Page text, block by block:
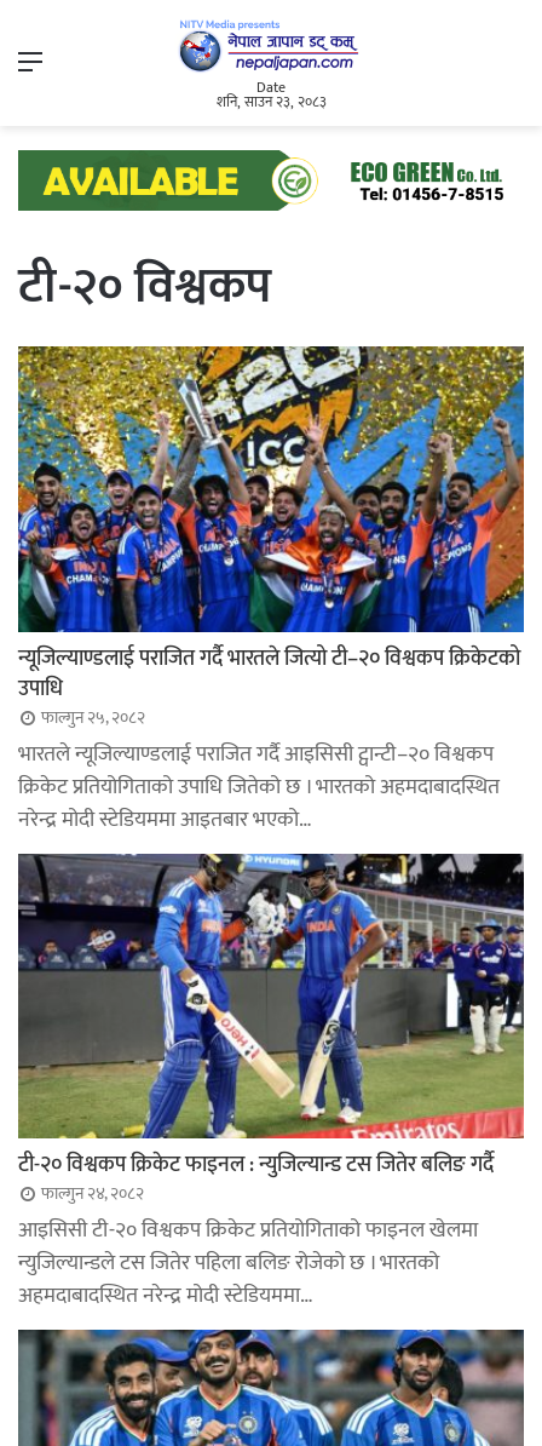
Menu
Date
शनि, साउन २३, २०८३
टी-२० विश्वकप
न्यूजिल्याण्डलाई पराजित गर्दै भारतले जित्यो टी–२० विश्वकप क्रिकेटको
उपाधि
फाल्गुन २५, २०८२
भारतले न्यूजिल्याण्डलाई पराजित गर्दै आइसिसी ट्वान्टी–२० विश्वकप
क्रिकेट प्रतियोगिताको उपाधि जितेको छ । भारतको अहमदाबादस्थित
नरेन्द्र मोदी स्टेडियममा आइतबार भएको…
टी-२० विश्वकप क्रिकेट फाइनल : न्युजिल्यान्ड टस जितेर बलिङ गर्दै
फाल्गुन २४, २०८२
आइसिसी टी-२० विश्वकप क्रिकेट प्रतियोगिताको फाइनल खेलमा
न्युजिल्यान्डले टस जितेर पहिला बलिङ रोजेको छ । भारतको
अहमदाबादस्थित नरेन्द्र मोदी स्टेडियममा…